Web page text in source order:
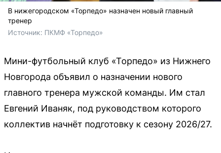
В нижегородском «Торпедо» назначен новый главный
тренер
Источник: ПКМФ «Торпедо»
Мини-футбольный клуб «Торпедо» из Нижнего
Новгорода объявил о назначении нового
главного тренера мужской команды. Им стал
Евгений Иваняк, под руководством которого
коллектив начнёт подготовку к сезону 2026/27.